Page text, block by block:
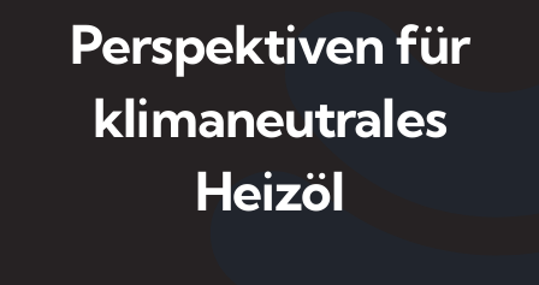
Perspektiven für
klimaneutrales
Heizöl